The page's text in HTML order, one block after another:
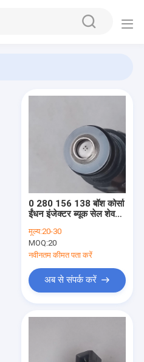
0 280 156 138 बॉश कोर्सा
ईंधन इंजेक्टर ब्यूक सेल शेवरले
मूल्य:20-30
MOQ:20
नवीनतम कीमत पता करें
अब से संपर्क करें